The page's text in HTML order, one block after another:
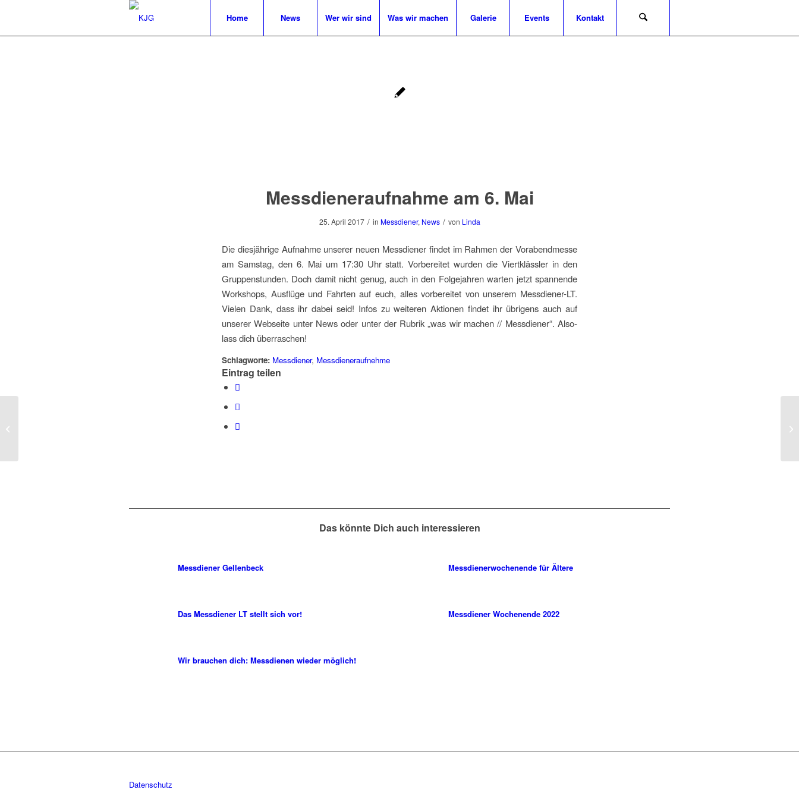
Home News Wer wir sind Was wir machen Galerie Events Kontakt
Messdieneraufnahme am 6. Mai
25. April 2017 / in Messdiener, News / von Linda
Die diesjährige Aufnahme unserer neuen Messdiener findet im Rahmen der Vorabendmesse
am Samstag, den 6. Mai um 17:30 Uhr statt. Vorbereitet wurden die Viertklässler in den
Gruppenstunden. Doch damit nicht genug, auch in den Folgejahren warten jetzt spannende
Workshops, Ausflüge und Fahrten auf euch, alles vorbereitet von unserem Messdiener-LT.
Vielen Dank, dass ihr dabei seid! Infos zu weiteren Aktionen findet ihr übrigens auch auf
unserer Webseite unter News oder unter der Rubrik „was wir machen // Messdiener“. Also-
lass dich überraschen!
Schlagworte: Messdiener, Messdieneraufnehme
Eintrag teilen
Das könnte Dich auch interessieren
Messdiener Gellenbeck Messdienerwochenende für Ältere
Das Messdiener LT stellt sich vor! Messdiener Wochenende 2022
Wir brauchen dich: Messdienen wieder möglich!
Datenschutz